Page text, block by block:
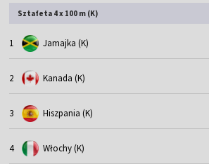
Sztafeta 4 x 100 m (K)
1 Jamajka (K)
2 Kanada (K)
3 Hiszpania (K)
4 Włochy (K)